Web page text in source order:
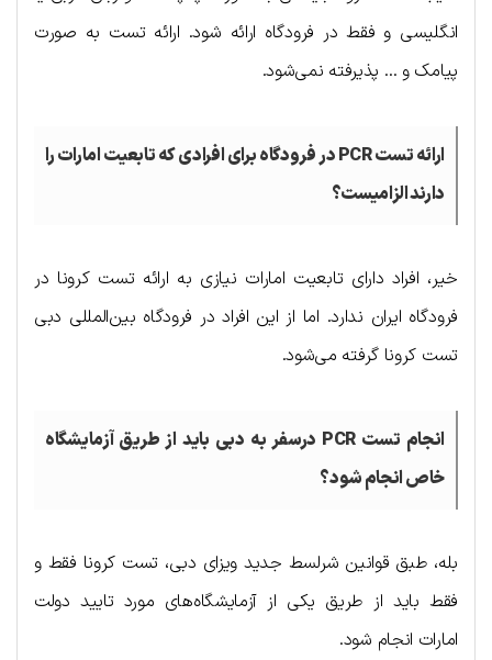
انگلیسی و فقط در فرودگاه ارائه شود. ارائه تست به صورت
پیامک و … پذیرفته نمی‌شود.
ارائه تستPCRدر فرودگاه برای افرادی که تابعیت امارات را
دارند الزامیست؟
خیر، افراد دارای تابعیت امارات نیازی به ارائه تست کرونا در
فرودگاه ایران ندارد. اما از این افراد در فرودگاه بین‌المللی دبی
تست کرونا گرفته می‌شود.
انجام تست PCR درسفر به دبی باید از طریق آزمایشگاه
خاص انجام شود؟
بله، طبق قوانین شرلسط جدید ویزای دبی، تست کرونا فقط و
فقط باید از طریق یکی از آزمایشگاه‌های مورد تایید دولت
امارات انجام شود.